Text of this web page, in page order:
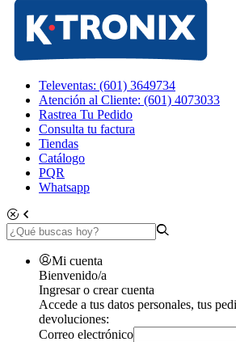
Televentas: (601) 3649734
Atención al Cliente: (601) 4073033
Rastrea Tu Pedido
Consulta tu factura
Tiendas
Catálogo
PQR
Whatsapp
Mi cuenta
Bienvenido/a
Ingresar o crear cuenta
Accede a tus datos personales, tus
devoluciones:
Correo electrónico